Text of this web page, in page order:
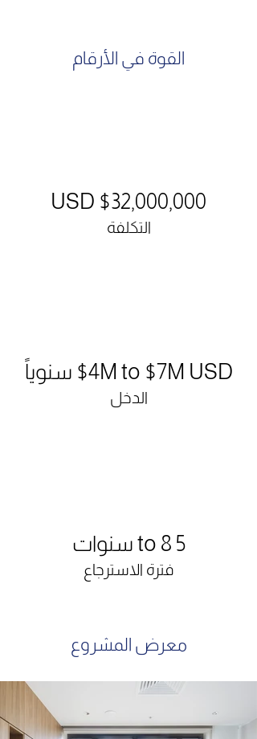
القوة في الأرقام
$32,000,000 USD
التكلفة
$4M to $7M USD سنوياً
الدخل
5 to 8 سنوات
فترة الاسترجاع
معرض المشروع